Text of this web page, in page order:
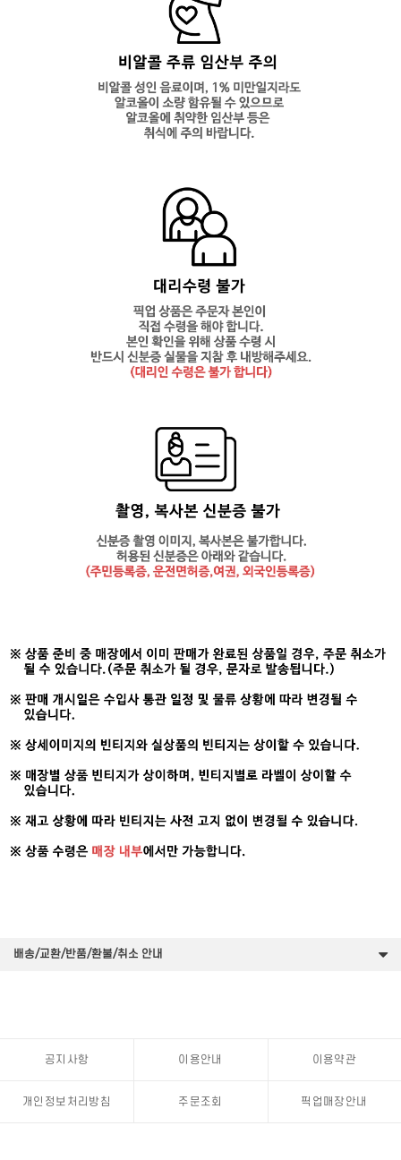
배송/교환/반품/환불/취소 안내
공지사항 이용안내 이용약관
개인정보처리방침 주문조회 픽업매장안내